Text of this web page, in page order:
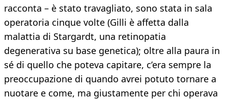
racconta – è stato travagliato, sono stata in sala
operatoria cinque volte (Gilli è affetta dalla
malattia di Stargardt, una retinopatia
degenerativa su base genetica); oltre alla paura in
sé di quello che poteva capitare, c’era sempre la
preoccupazione di quando avrei potuto tornare a
nuotare e come, ma giustamente per chi operava